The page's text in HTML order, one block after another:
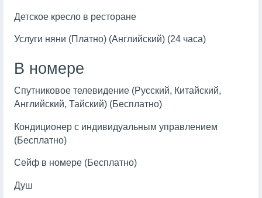
Детское кресло в ресторане
Услуги няни (Платно) (Английский) (24 часа)
В номере
Спутниковое телевидение (Русский, Китайский,
Английский, Тайский) (Бесплатно)
Кондиционер с индивидуальным управлением
(Бесплатно)
Сейф в номере (Бесплатно)
Душ